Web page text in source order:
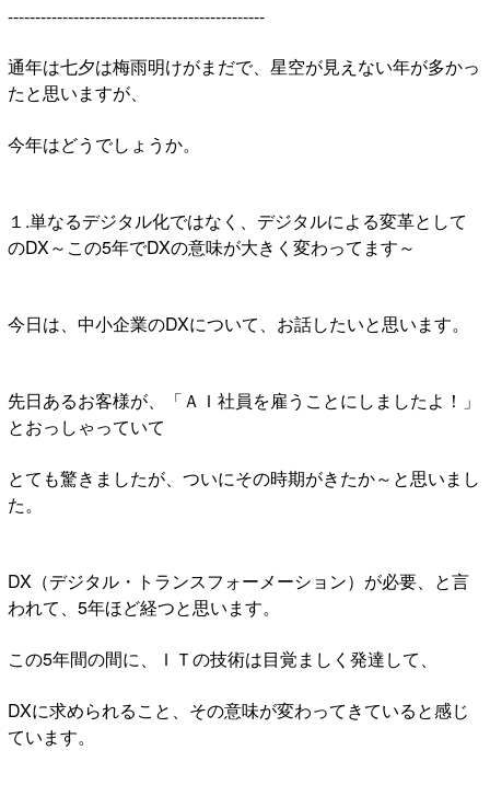
-----------------------------------------------
通年は七夕は梅雨明けがまだで、星空が見えない年が多かっ
たと思いますが、
今年はどうでしょうか。
１.単なるデジタル化ではなく、デジタルによる変革として
のDX～この5年でDXの意味が大きく変わってます～
今日は、中小企業のDXについて、お話したいと思います。
先日あるお客様が、「ＡＩ社員を雇うことにしましたよ！」
とおっしゃっていて
とても驚きましたが、ついにその時期がきたか～と思いまし
た。
DX（デジタル・トランスフォーメーション）が必要、と言
われて、5年ほど経つと思います。
この5年間の間に、ＩＴの技術は目覚ましく発達して、
DXに求められること、その意味が変わってきていると感じ
ています。